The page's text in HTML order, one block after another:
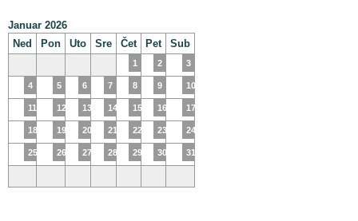
Januar 2026
Ned
Pon Uto Sre Čet Pet Sub
1 2 3
4 5 6 7 8 9 10
11 12 13 14 15 16 17
18 19 20 21 22 23 24
25 26 27 28 29 30 31